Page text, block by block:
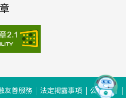
友善服務 法定揭露事項 公司治理